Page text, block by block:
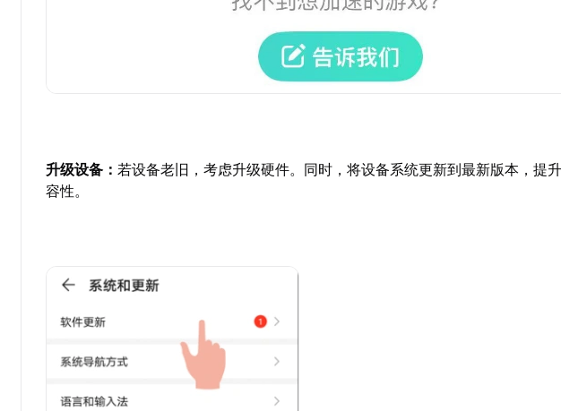
升级设备： 若设备老旧，考虑升级硬件。同时，将设备系统更新到最新版本，提
容性。